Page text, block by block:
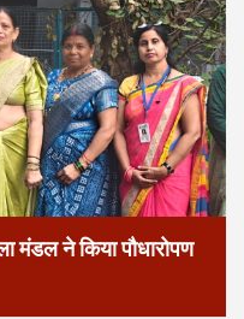
मंडल ने किया पौधारोपण